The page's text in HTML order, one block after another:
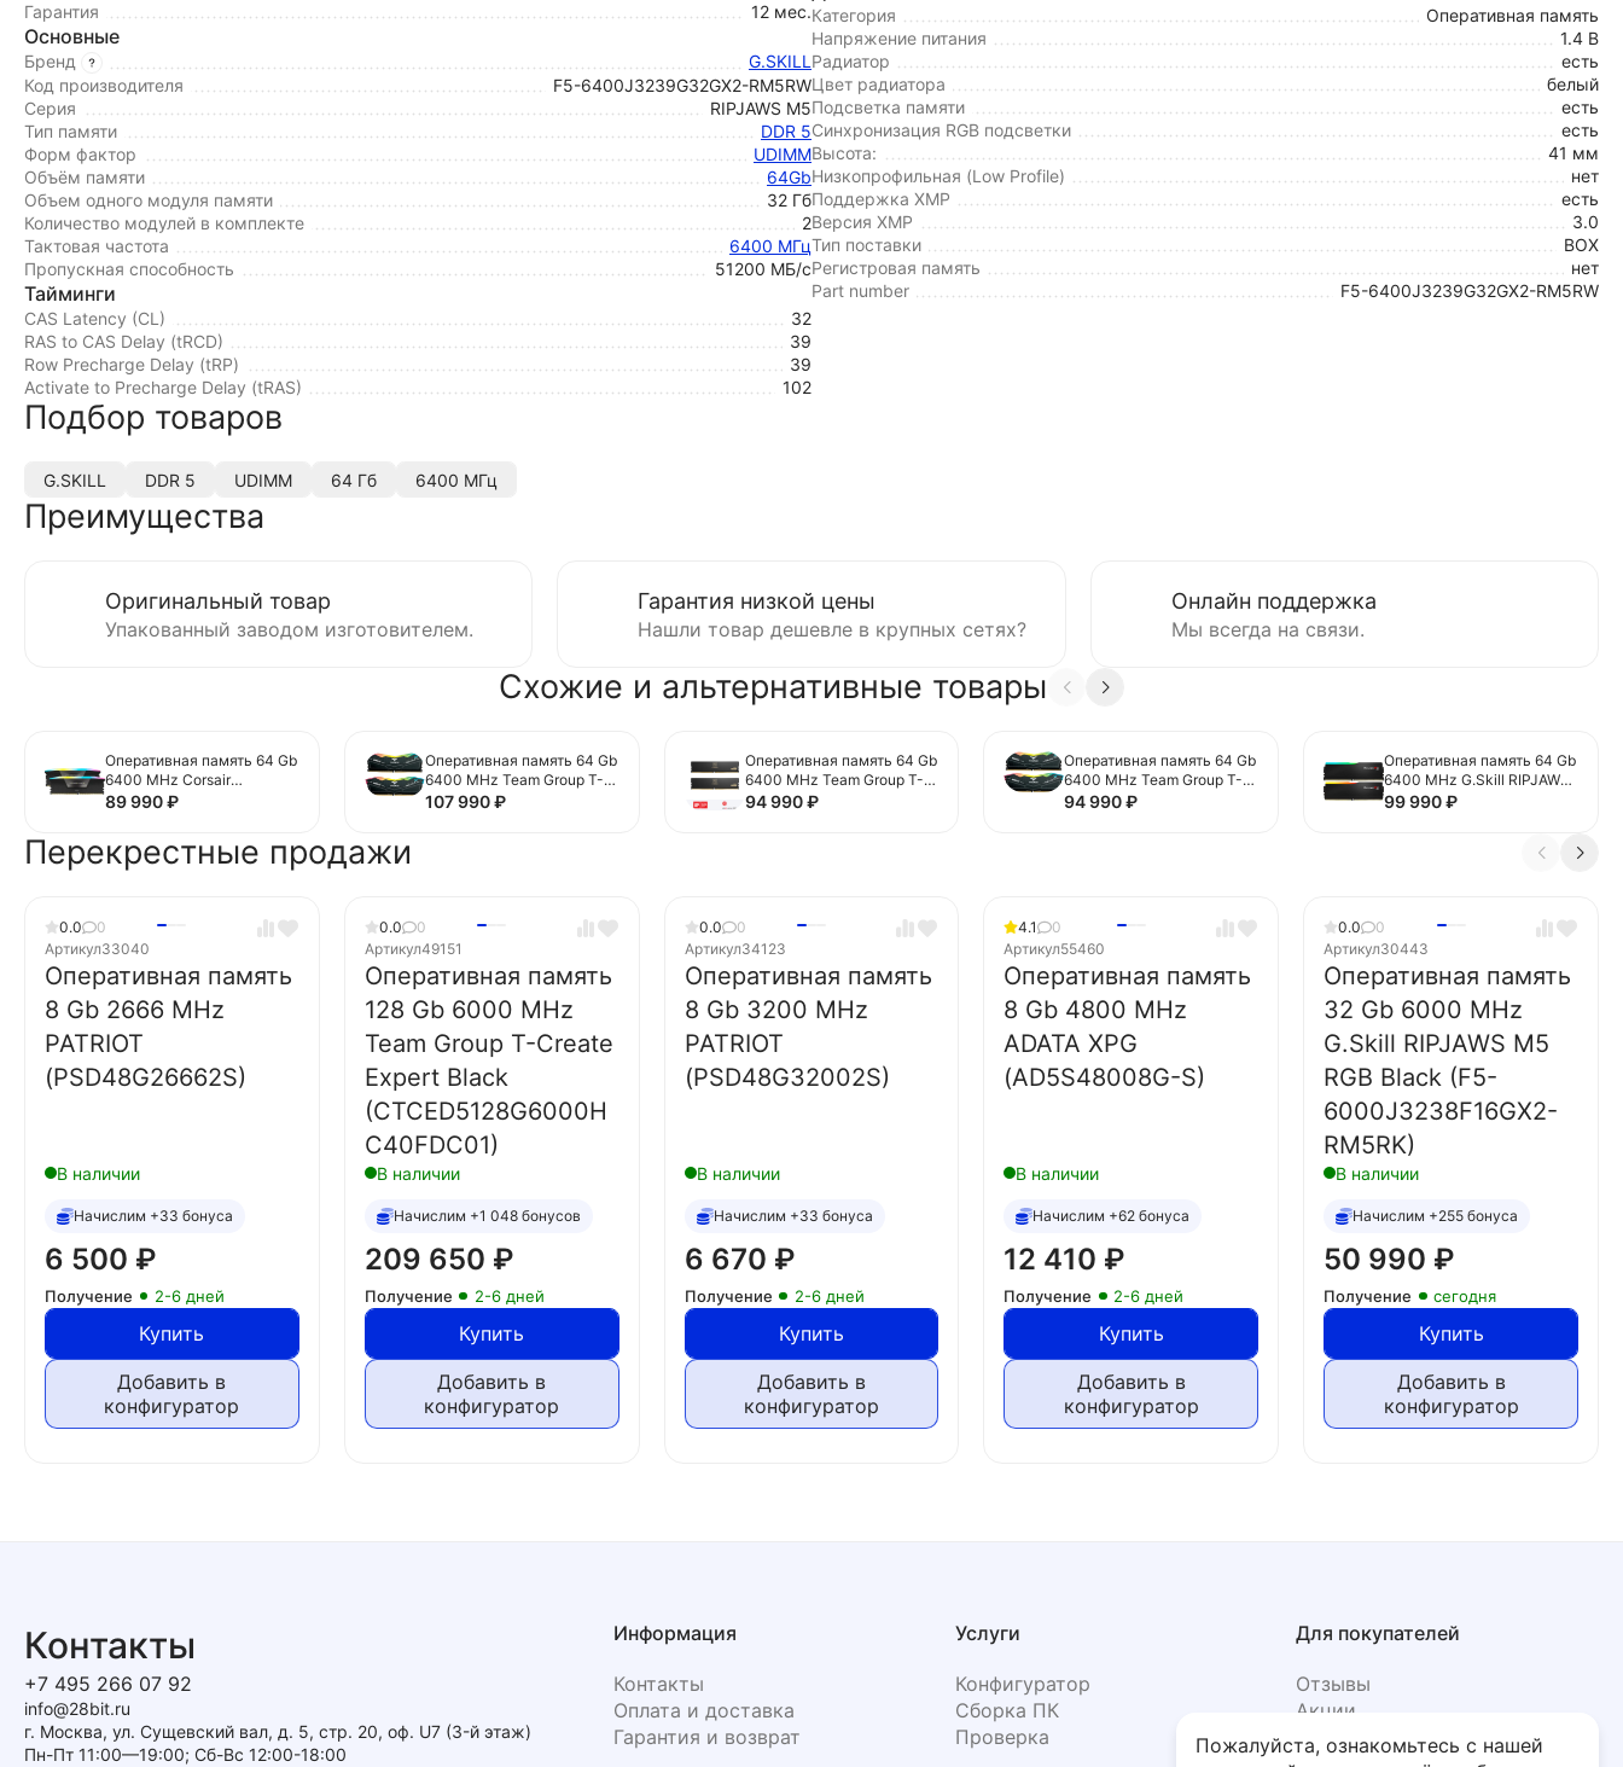
Гарантия
12 мес.
Основные
Бренд
G.SKILL
Код производителя
F5-6400J3239G32GX2-RM5RW
Серия
RIPJAWS M5
Тип памяти
DDR 5
Форм фактор
UDIMM
Объём памяти
64Gb
Объем одного модуля памяти
32 Гб
Количество модулей в комплекте
2
Тактовая частота
6400 МГц
Пропускная способность
51200 МБ/с
Тайминги
CAS Latency (CL)
32
RAS to CAS Delay (tRCD)
39
Row Precharge Delay (tRP)
39
Activate to Precharge Delay (tRAS)
102
Категория
Оперативная память
Напряжение питания
1.4 В
Радиатор
есть
Цвет радиатора
белый
Подсветка памяти
есть
Синхронизация RGB подсветки
есть
Высота:
41 мм
Низкопрофильная (Low Profile)
нет
Поддержка XMP
есть
Версия XMP
3.0
Тип поставки
BOX
Регистровая память
нет
Part number
F5-6400J3239G32GX2-RM5RW
Подбор товаров
G.SKILL DDR 5 UDIMM 64 Гб 6400 МГц
Преимущества
Оригинальный товар
Упакованный заводом изготовителем.
Гарантия низкой цены
Нашли товар дешевле в крупных сетях?
Онлайн поддержка
Мы всегда на связи.
Схожие и альтернативные товары
Оперативная память 64 Gb
6400 MHz Corsair
VENGEANCE RGB
89 990₽
Оперативная память 64 Gb
6400 MHz Team Group T-
FORCE DELTA RGB Black
107 990₽
Оперативная память 64 Gb
6400 MHz Team Group T-
CREATE Expert
94 990₽
Оперативная память 64 Gb
6400 MHz Team Group T-
FORCE DELTA RGB Black
94 990₽
Оперативная память 64 Gb
6400 MHz G.Skill RIPJAWS
M5 RGB Black (F5-
99 990₽
Перекрестные продажи
0.0
0
Артикул33040
Оперативная память
8 Gb 2666 MHz
PATRIOT
(PSD48G26662S)
В наличии
Начислим +33 бонуса
6 500 ₽
Получение 2-6 дней
Купить
Добавить в
конфигуратор
0.0
0
Артикул49151
Оперативная память
128 Gb 6000 MHz
Team Group T-Create
Expert Black
(CTCED5128G6000H
C40FDC01)
В наличии
Начислим +1 048 бонусов
209 650 ₽
Получение 2-6 дней
Купить
Добавить в
конфигуратор
0.0
0
Артикул34123
Оперативная память
8 Gb 3200 MHz
PATRIOT
(PSD48G32002S)
В наличии
Начислим +33 бонуса
6 670 ₽
Получение 2-6 дней
Купить
Добавить в
конфигуратор
4.1
0
Артикул55460
Оперативная память
8 Gb 4800 MHz
ADATA XPG
(AD5S48008G-S)
В наличии
Начислим +62 бонуса
12 410 ₽
Получение 2-6 дней
Купить
Добавить в
конфигуратор
0.0
0
Артикул30443
Оперативная память
32 Gb 6000 MHz
G.Skill RIPJAWS M5
RGB Black (F5-
6000J3238F16GX2-
RM5RK)
В наличии
Начислим +255 бонуса
50 990 ₽
Получение сегодня
Купить
Добавить в
конфигуратор
Контакты
+7 495 266 07 92
info@28bit.ru
г. Москва, ул. Сущевский вал, д. 5, стр. 20, оф. U7 (3-й этаж)
Пн-Пт 11:00—19:00; Сб-Вс 12:00-18:00
Информация
Контакты
Оплата и доставка
Гарантия и возврат
Услуги
Конфигуратор
Сборка ПК
Проверка
Для покупателей
Отзывы
Акции
Фото
Пожалуйста, ознакомьтесь с нашей